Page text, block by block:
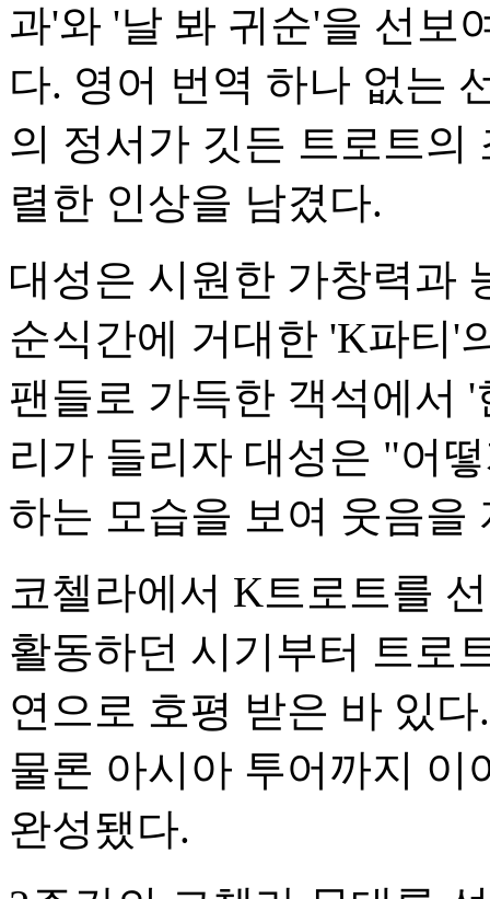
과'와 '날 봐 귀순'을 선보
다. 영어 번역 하나 없는
의 정서가 깃든 트로트의
렬한 인상을 남겼다.
대성은 시원한 가창력과
순식간에 거대한 'K파티'
팬들로 가득한 객석에서
리가 들리자 대성은 "어
하는 모습을 보여 웃음을
코첼라에서 K트로트를
활동하던 시기부터 트로
연으로 호평 받은 바 있
물론 아시아 투어까지 이
완성됐다.